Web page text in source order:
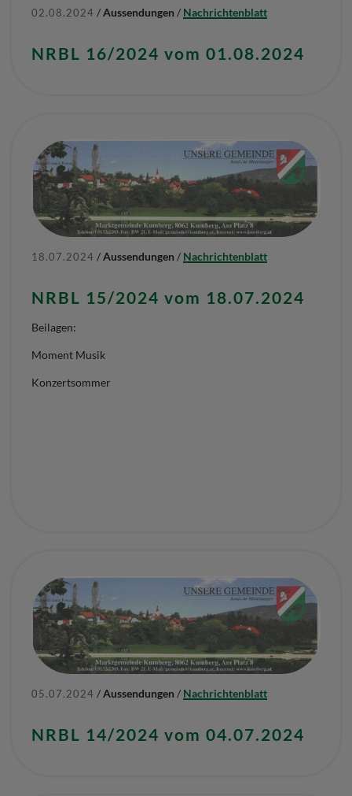
02.08.2024 /Aussendungen / Nachrichtenblatt
NRBL 16/2024 vom 01.08.2024
18.07.2024 /Aussendungen / Nachrichtenblatt
NRBL 15/2024 vom 18.07.2024
Beilagen:
Moment Musik
Konzertsommer
05.07.2024 /Aussendungen / Nachrichtenblatt
NRBL 14/2024 vom 04.07.2024